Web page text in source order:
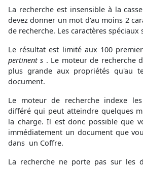
La recherche est insensible à la
devez donner un mot d'au moins 2
de recherche. Les caractères spéciaux
Le résultat est limité aux 100
pertinent s . Le moteur de recherche
plus grande aux propriétés qu'au
document.
Le moteur de recherche indexe
différé qui peut atteindre quelques
la charge. Il est donc possible que
immédiatement un document que
dans un Coffre.
La recherche ne porte pas sur les